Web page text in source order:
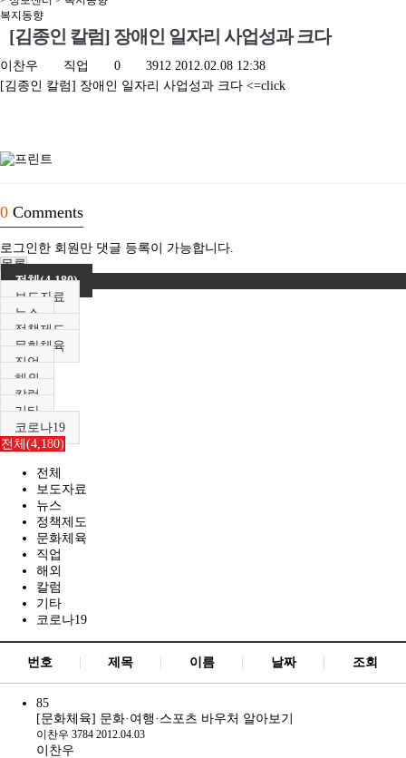
복지동향
[김종인 칼럼] 장애인 일자리 사업성과 크다
이찬우 직업 0 3912 2012.02.08 12:38
[김종인 칼럼] 장애인 일자리 사업성과 크다 <=click
0 Comments
로그인한 회원만 댓글 등록이 가능합니다.
목록
전체(4,180)
보도자료
뉴스
정책제도
문화체육
직업
해외
칼럼
기타
코로나19
전체(4,180)
전체
보도자료
뉴스
정책제도
문화체육
직업
해외
칼럼
기타
코로나19
번호 제목 이름 날짜 조회
85
[문화체육] 문화·여행·스포츠 바우처 알아보기
이찬우 3784 2012.04.03
이찬우